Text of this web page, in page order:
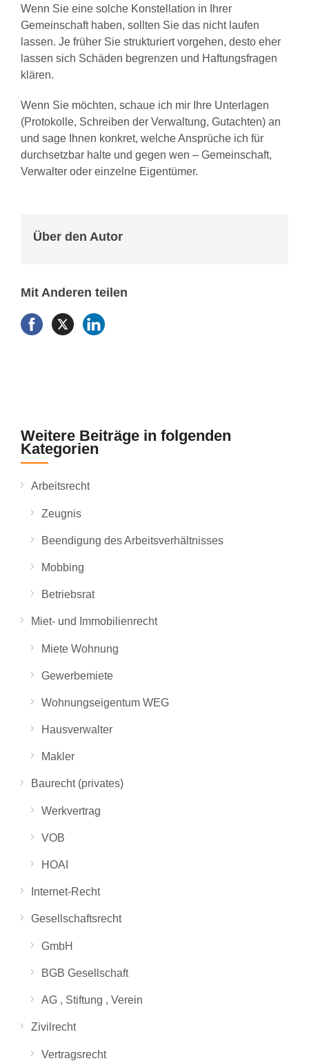
Wenn Sie eine solche Konstellation in Ihrer
Gemeinschaft haben, sollten Sie das nicht laufen
lassen. Je früher Sie strukturiert vorgehen, desto eher
lassen sich Schäden begrenzen und Haftungsfragen
klären.
Wenn Sie möchten, schaue ich mir Ihre Unterlagen
(Protokolle, Schreiben der Verwaltung, Gutachten) an
und sage Ihnen konkret, welche Ansprüche ich für
durchsetzbar halte und gegen wen – Gemeinschaft,
Verwalter oder einzelne Eigentümer.
Über den Autor
Mit Anderen teilen
Weitere Beiträge in folgenden
Kategorien
Arbeitsrecht
Zeugnis
Beendigung des Arbeitsverhältnisses
Mobbing
Betriebsrat
Miet- und Immobilienrecht
Miete Wohnung
Gewerbemiete
Wohnungseigentum WEG
Hausverwalter
Makler
Baurecht (privates)
Werkvertrag
VOB
HOAI
Internet-Recht
Gesellschaftsrecht
GmbH
BGB Gesellschaft
AG , Stiftung , Verein
Zivilrecht
Vertragsrecht